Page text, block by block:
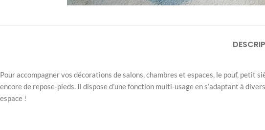
Pour accompagner vos décorations de salons, chambres et espaces, le pouf, petit
encore de repose-pieds. Il dispose d’une fonction multi-usage en s’adaptant à
espace !